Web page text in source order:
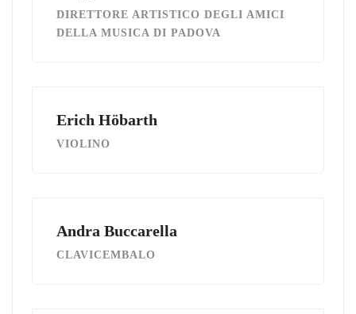
DIRETTORE ARTISTICO DEGLI AMICI
DELLA MUSICA DI PADOVA
Erich Höbarth
VIOLINO
Andra Buccarella
CLAVICEMBALO